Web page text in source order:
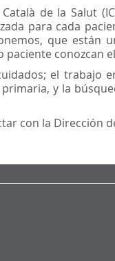
de la Salut
para cada
que están
conozcan
el trabajo
y la
con la Dirección